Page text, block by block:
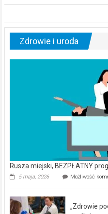
Zdrowie i uroda
Rusza miejski, BEZPŁATNY
5 maja, 2026 Możliwość
„Zdrowie